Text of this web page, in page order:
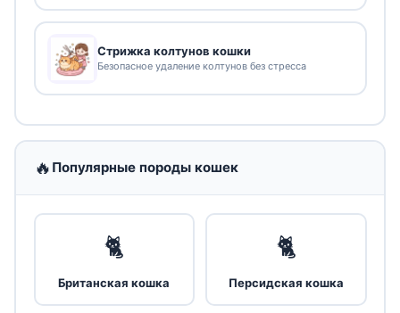
Стрижка колтунов кошки
Безопасное удаление колтунов без стресса
🔥 Популярные породы кошек
🐈
Британская кошка
🐈
Персидская кошка